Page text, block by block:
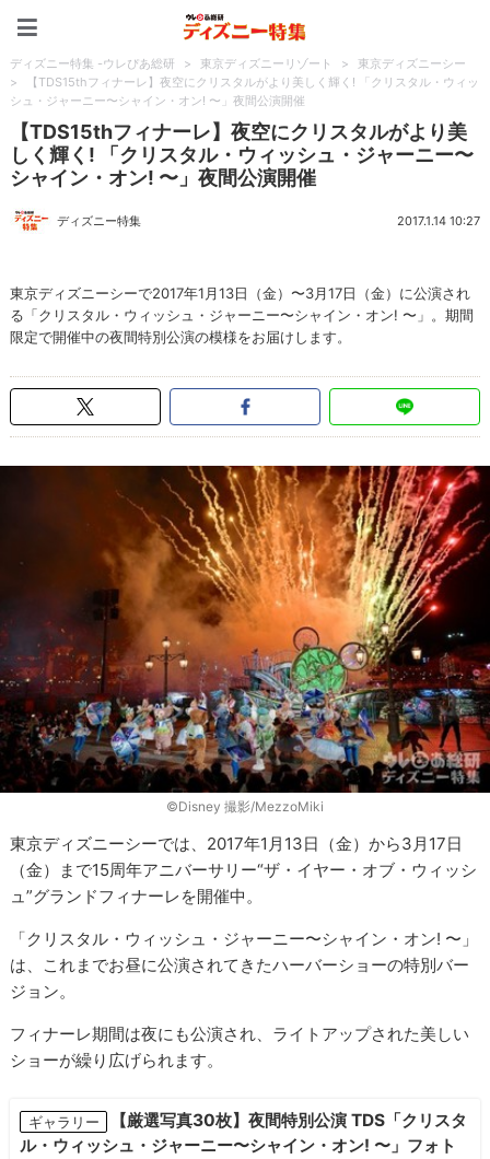
ディズニー特集 -ウレぴあ総研 > 東京ディズニーリゾート >
東京ディズニーシー
>
【TDS15thフィナーレ】夜空にクリスタルがより美しく輝く! 「クリスタル・ウィッ
シュ・ジャーニー〜シャイン・オン! 〜」夜間公演開催
【TDS15thフィナーレ】夜空にクリスタルがより美
しく輝く! 「クリスタル・ウィッシュ・ジャーニー〜
シャイン・オン! 〜」夜間公演開催
ディズニー特集 2017.1.14 10:27
東京ディズニーシーで2017年1月13日（金）〜3月17日（金）に公演され
る「クリスタル・ウィッシュ・ジャーニー〜シャイン・オン! 〜」。期間
限定で開催中の夜間特別公演の模様をお届けします。
©︎Disney 撮影/MezzoMiki
東京ディズニーシーでは、2017年1月13日（金）から3月17日
（金）まで15周年アニバーサリー“ザ・イヤー・オブ・ウィッシ
ュ”グランドフィナーレを開催中。
「クリスタル・ウィッシュ・ジャーニー〜シャイン・オン! 〜」
は、これまでお昼に公演されてきたハーバーショーの特別バー
ジョン。
フィナーレ期間は夜にも公演され、ライトアップされた美しい
ショーが繰り広げられます。
ギャラリー
【厳選写真30枚】夜間特別公演 TDS「クリスタ
ル・ウィッシュ・ジャーニー〜シャイン・オン! 〜」フォト